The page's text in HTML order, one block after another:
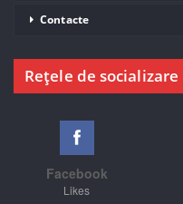
Contacte
Rețele de socializare
Facebook
Likes